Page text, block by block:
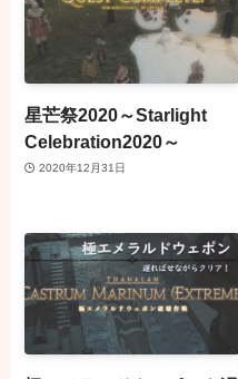
星芒祭2020～Starlight
Celebration2020～
2020年12月31日